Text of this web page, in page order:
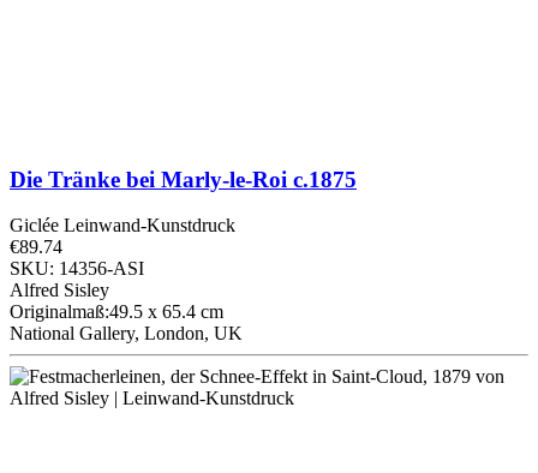
Die Tränke bei Marly-le-Roi c.1875
Giclée Leinwand-Kunstdruck
€89.74
SKU: 14356-ASI
Alfred Sisley
Originalmaß:49.5 x 65.4 cm
National Gallery, London, UK